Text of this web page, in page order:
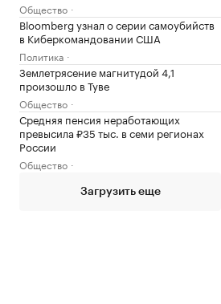
Общество
Bloomberg узнал о серии самоубийств
в Киберкомандовании США
Политика
Землетрясение магнитудой 4,1
произошло в Туве
Общество
Средняя пенсия неработающих
превысила ₽35 тыс. в семи регионах
России
Общество
Загрузить еще